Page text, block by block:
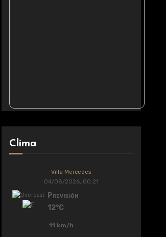
Clima
Villa Mercedes
04/08/2026, 00:21
Previsión
12°C
11 km/h